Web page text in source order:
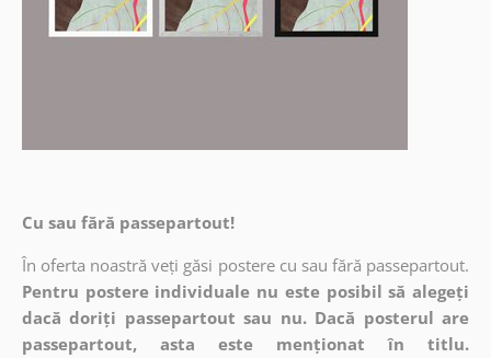
Cu sau fără passepartout!
În oferta noastră veți găsi postere cu sau fără passepartout.
Pentru postere individuale nu este posibil să alegeți
dacă doriți passepartout sau nu. Dacă posterul are
passepartout, asta este menționat în titlu.